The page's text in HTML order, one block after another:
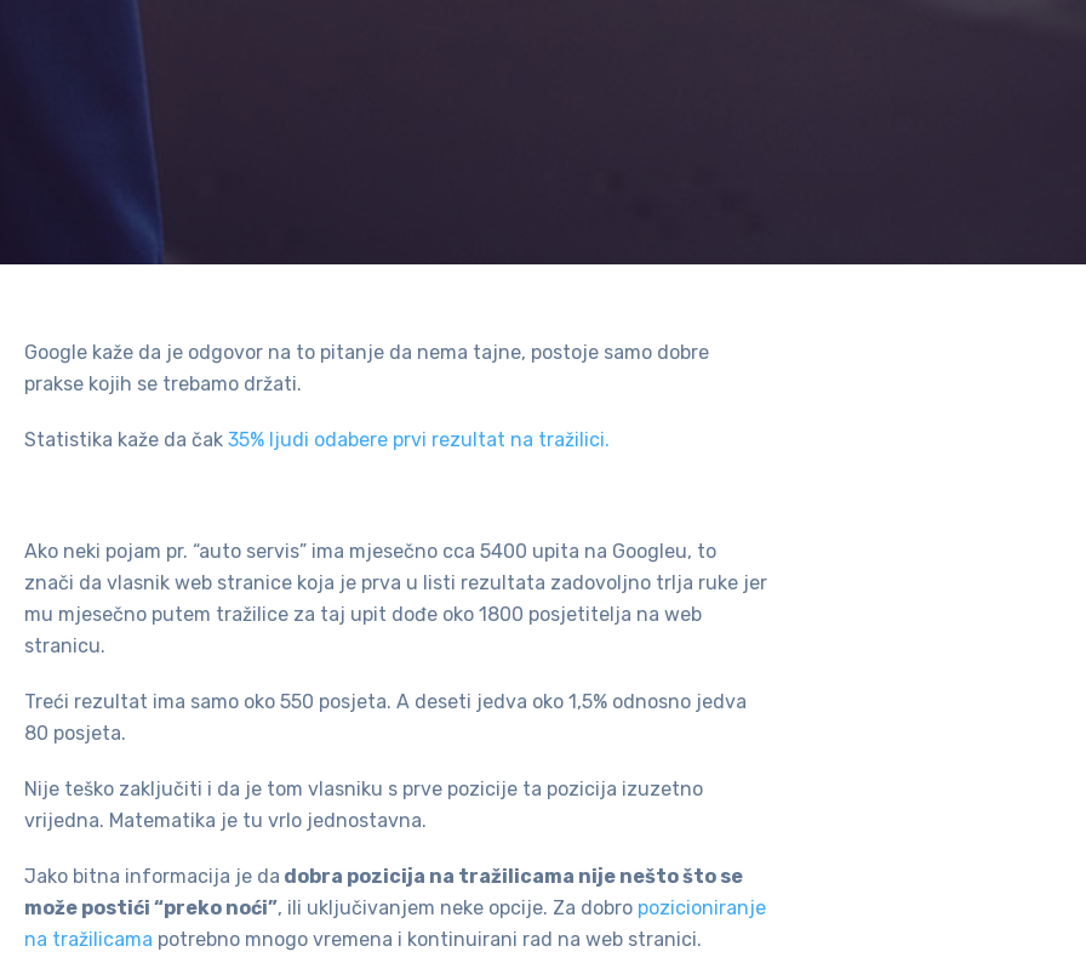
Google kaže da je odgovor na to pitanje da nema tajne, postoje samo dobre
prakse kojih se trebamo držati.
Statistika kaže da čak 35% ljudi odabere prvi rezultat na tražilici.
Ako neki pojam pr. “auto servis” ima mjesečno cca 5400 upita na Googleu, to
znači da vlasnik web stranice koja je prva u listi rezultata zadovoljno trlja ruke jer
mu mjesečno putem tražilice za taj upit dođe oko 1800 posjetitelja na web
stranicu.
Treći rezultat ima samo oko 550 posjeta. A deseti jedva oko 1,5% odnosno jedva
80 posjeta.
Nije teško zaključiti i da je tom vlasniku s prve pozicije ta pozicija izuzetno
vrijedna. Matematika je tu vrlo jednostavna.
Jako bitna informacija je da dobra pozicija na tražilicama nije nešto što se
može postići “preko noći”, ili uključivanjem neke opcije. Za dobro pozicioniranje
na tražilicama potrebno mnogo vremena i kontinuirani rad na web stranici.